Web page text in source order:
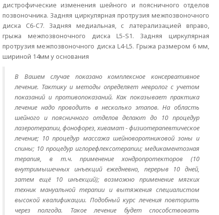
дистрофические изменения шейного и поясничного отделов
позвоночника. Задняя циркулярная протрузия межпозвоночного
диска C6-C7. Задняя медиальная, с латерализацией вправо,
грыжа межпозвоночного диска L5-S1. Задняя циркулярная
протрузия межпозвоночного диска L4-L5. Грыжа размером 6 мм,
шириной 14мм у основания
В Вашем случае показано комплексное консервативное
лечение. Тактику и методы определяет невролог с учетом
показаний и противопоказаний. Как показывает практика
лечение надо проводить в несколько этапов. На область
шейного и поясничного отделов делают до 10 процедур
лазеротерапии, фонофорез, хивамат - физиотерапевтическое
лечение; 10 процедур массажа шейноворотниковой зоны и
спины; 10 процедур иглорефлексотерапии; медикаментозная
терапия, в т.ч. применение хондропротекторов (10
внутримышечных инъекций ежедневно, перерыв 10 дней,
затем ещё 10 инъекций); возможно применение мягких
техник мануальной терапии и вытяжения специалистом
высокой квалификации. Подобный курс лечения повторить
через полгода. Такое лечение будет способствовать